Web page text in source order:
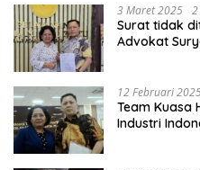
3 Maret 2025
Surat tidak
Advokat
12 Februari
Team Kuasa
Industri